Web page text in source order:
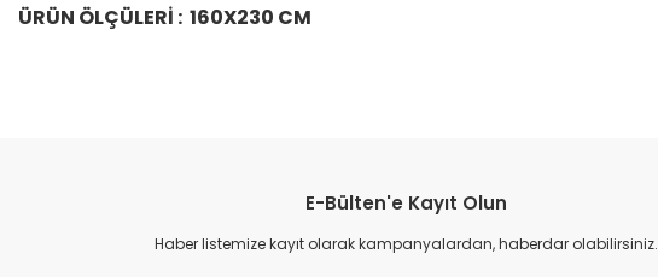
ÜRÜN ÖLÇÜLERİ : 160X230 CM
Ürün resmi kalitesiz, bozuk veya görüntülenemiyor.
Ürün açıklamasında eksik bilgiler bulunuyor.
E-Bülten'e Kayıt Olun
Haber listemize kayıt olarak kampanyalardan, haberdar olabilirsiniz.